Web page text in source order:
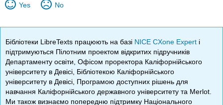
Yes No
Бібліотеки LibreTexts працюють на базі NICE CXone Expert і
підтримуються Пілотним проектом відкритих підручників
Департаменту освіти, Офісом проректора Каліфорнійського
університету в Девісі, Бібліотекою Каліфорнійського
університету в Девісі, Програмою доступних рішень для
навчання Каліфорнійського державного університету та Merlot.
Ми також визнаємо попередню підтримку Національного